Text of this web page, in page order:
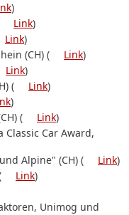
)
Link)
Link)
(CH) ( Link)
Link)
( Link)
)
( Link)
Classic Car Award,
Alpine" (CH) ( Link)
Link)
Unimog und